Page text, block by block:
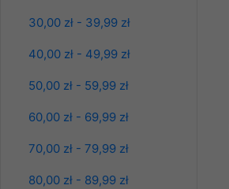
30,00 zł - 39,99 zł
40,00 zł - 49,99 zł
50,00 zł - 59,99 zł
60,00 zł - 69,99 zł
70,00 zł - 79,99 zł
80,00 zł - 89,99 zł